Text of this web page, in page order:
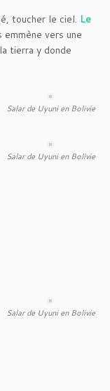
toucher le ciel. Le
vers une
tierra y donde
Salar de Uyuni en Bolivie
Salar de Uyuni en Bolivie
Salar de Uyuni en Bolivie